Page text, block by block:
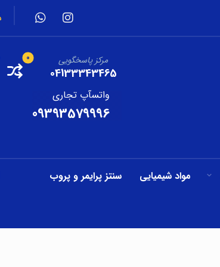
مرکز پاسخگویی
04133343465
واتسآپ تجاری
09393579996
مواد شیمیایی سنتز پرایمر و پروب